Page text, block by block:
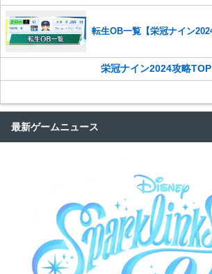
転生OB一覧【栄冠ナイン2024
栄冠ナイン2024攻略TOP
最新ゲームニュース